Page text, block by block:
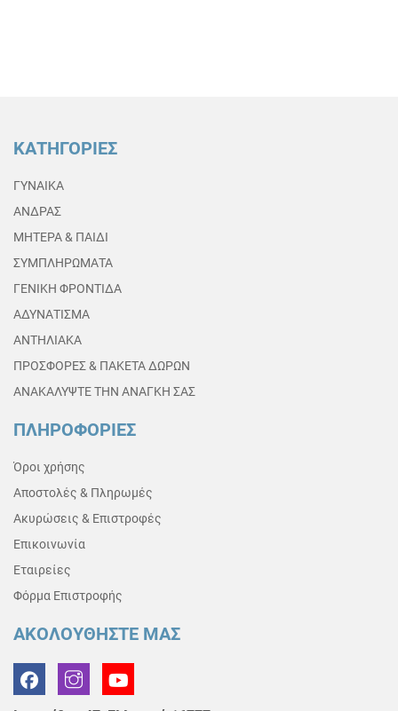
ΚΑΤΗΓΟΡΙΕΣ
ΓΥΝΑΙΚΑ
ΑΝΔΡΑΣ
ΜΗΤΕΡΑ & ΠΑΙΔΙ
ΣΥΜΠΛΗΡΩΜΑΤΑ
ΓΕΝΙΚΗ ΦΡΟΝΤΙΔΑ
ΑΔΥΝΑΤΙΣΜΑ
ΑΝΤΗΛΙΑΚΑ
ΠΡΟΣΦΟΡΕΣ & ΠΑΚΕΤΑ ΔΩΡΩΝ
ΑΝΑΚΑΛΥΨΤΕ ΤΗΝ ΑΝΑΓΚΗ ΣΑΣ
ΠΛΗΡΟΦΟΡΙΕΣ
Όροι χρήσης
Αποστολές & Πληρωμές
Ακυρώσεις & Επιστροφές
Επικοινωνία
Εταιρείες
Φόρμα Επιστροφής
ΑΚΟΛΟΥΘΗΣΤΕ ΜΑΣ